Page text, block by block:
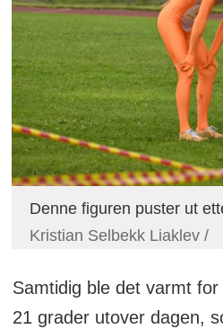
Denne figuren puster ut
Kristian Selbekk Liaklev /
Samtidig ble det varmt
21 grader utover dagen,